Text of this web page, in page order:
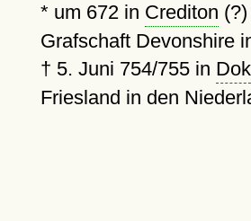
* um 672in Crediton
Grafschaft Devonshire
† 5. Juni 754/755 in
Friesland in den